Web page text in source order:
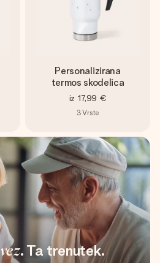
Personalizirana
termos skodelica
iz 17,99 €
3Vrste
vez. Ta trenutek.